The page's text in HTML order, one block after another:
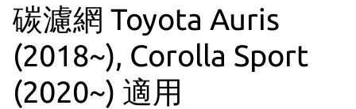
碳濾網 Toyota Auris
(2018~), Corolla Sport
(2020~) 適用